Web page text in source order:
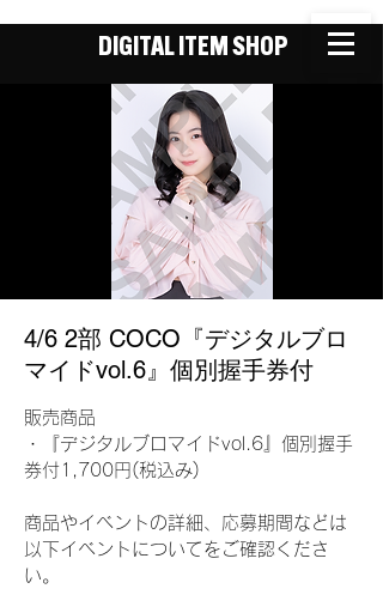
DIGITAL ITEM SHOP
4/6 2部 COCO『デジタルブロ
マイドvol.6』個別握手券付
販売商品
・『デジタルブロマイドvol.6』個別握手
券付1,700円(税込み)
商品やイベントの詳細、応募期間などは
以下イベントについてをご確認くださ
い。